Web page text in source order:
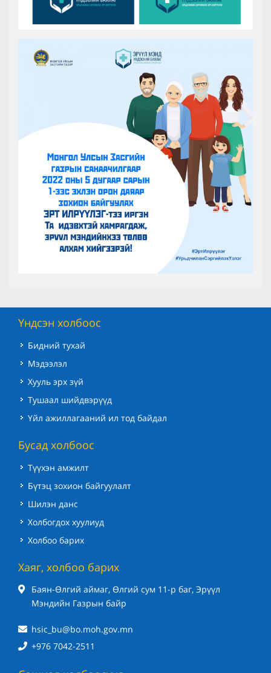
Үндсэн холбоос
Бидний тухай
Мэдээлэл
Хууль эрх зүй
Тушаал шийдвэрүүд
Үйл ажиллагааний ил тод байдал
Бусад холбоос
Түүхэн амжилт
Бүтэц зохион байгуулалт
Шилэн данс
Холбогдох хуулиуд
Холбоо барих
Хаяг, холбоо барих
Баян-Өлгий аймаг, Өлгий сум 11-р баг, Эрүүл
Мэндийн Газрын байр
hsic_bu@bo.moh.gov.mn
+976 7042-2511